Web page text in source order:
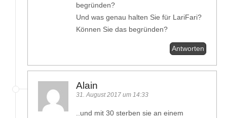
begründen?
Und was genau halten Sie für LariFari?
Können Sie das begründen?
Antworten
Alain
31. August 2017 um 14:33
..und mit 30 sterben sie an einem